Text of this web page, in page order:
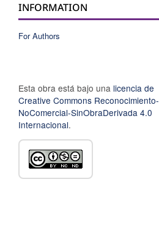
INFORMATION
For Authors
Esta obra está bajo una licencia de
Creative Commons Reconocimiento-
NoComercial-SinObraDerivada 4.0
Internacional.